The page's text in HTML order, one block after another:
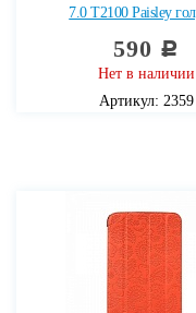
7.0 T2100 Paisley
590 c
Нет в наличии
Артикул: 2359